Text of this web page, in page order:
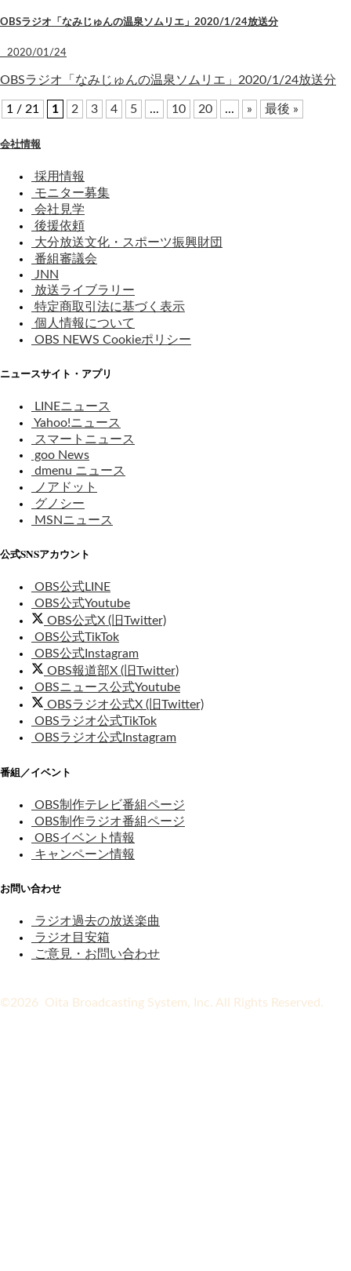
OBSラジオ「なみじゅんの温泉ソムリエ」2020/1/24放送分
2020/01/24
OBSラジオ「なみじゅんの温泉ソムリエ」2020/1/24放送分
1 / 21 1 2 3 4 5 ... 10 20 ... » 最後 »
会社情報
採用情報
モニター募集
会社見学
後援依頼
大分放送文化・スポーツ振興財団
番組審議会
JNN
放送ライブラリー
特定商取引法に基づく表示
個人情報について
OBS NEWS Cookieポリシー
ニュースサイト・アプリ
LINEニュース
Yahoo!ニュース
スマートニュース
goo News
dmenu ニュース
ノアドット
グノシー
MSNニュース
公式SNSアカウント
OBS公式LINE
OBS公式Youtube
OBS公式X (旧Twitter)
OBS公式TikTok
OBS公式Instagram
OBS報道部X (旧Twitter)
OBSニュース公式Youtube
OBSラジオ公式X (旧Twitter)
OBSラジオ公式TikTok
OBSラジオ公式Instagram
番組／イベント
OBS制作テレビ番組ページ
OBS制作ラジオ番組ページ
OBSイベント情報
キャンペーン情報
お問い合わせ
ラジオ過去の放送楽曲
ラジオ目安箱
ご意見・お問い合わせ
©2026 Oita Broadcasting System, Inc. All Rights Reserved.